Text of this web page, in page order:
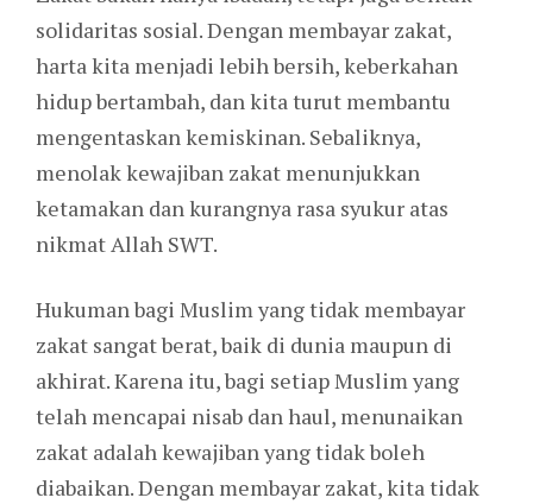
solidaritas sosial. Dengan membayar zakat,
harta kita menjadi lebih bersih, keberkahan
hidup bertambah, dan kita turut membantu
mengentaskan kemiskinan. Sebaliknya,
menolak kewajiban zakat menunjukkan
ketamakan dan kurangnya rasa syukur atas
nikmat Allah SWT.
Hukuman bagi Muslim yang tidak membayar
zakat sangat berat, baik di dunia maupun di
akhirat. Karena itu, bagi setiap Muslim yang
telah mencapai nisab dan haul, menunaikan
zakat adalah kewajiban yang tidak boleh
diabaikan. Dengan membayar zakat, kita tidak